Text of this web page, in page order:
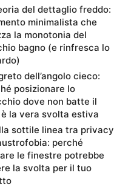
del dettaglio freddo:
minimalista che
la monotonia del
bagno (e rinfresca lo
dell’angolo cieco:
posizionare lo
dove non batte il
è la vera svolta estiva
sottile linea tra privacy
perché
le finestre potrebbe
la svolta per il tuo